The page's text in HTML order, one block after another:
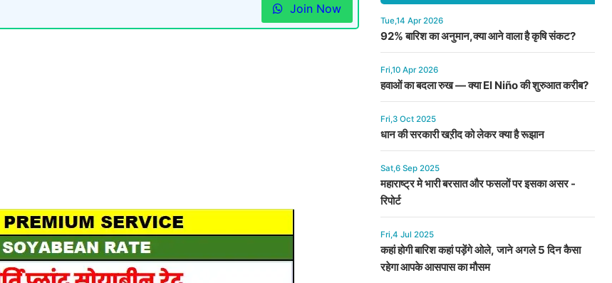
Join Now
Tue,14 Apr 2026
92% बारिश का अनुमान,क्या आने वाला है कृषि संकट?
Fri,10 Apr 2026
हवाओं का बदला रुख — क्या El Niño की शुरुआत करीब?
Fri,3 Oct 2025
धान की सरकारी खऱीद को लेकर क्या है रूझान
Sat,6 Sep 2025
महाराष्ट्र मे भारी बरसात और फसलों पर इसका असर -
रिपोर्ट
Fri,4 Jul 2025
कहां होगी बारिश कहां पड़ेंगे ओले, जाने अगले 5 दिन कैसा
रहेगा आपके आसपास का मौसम